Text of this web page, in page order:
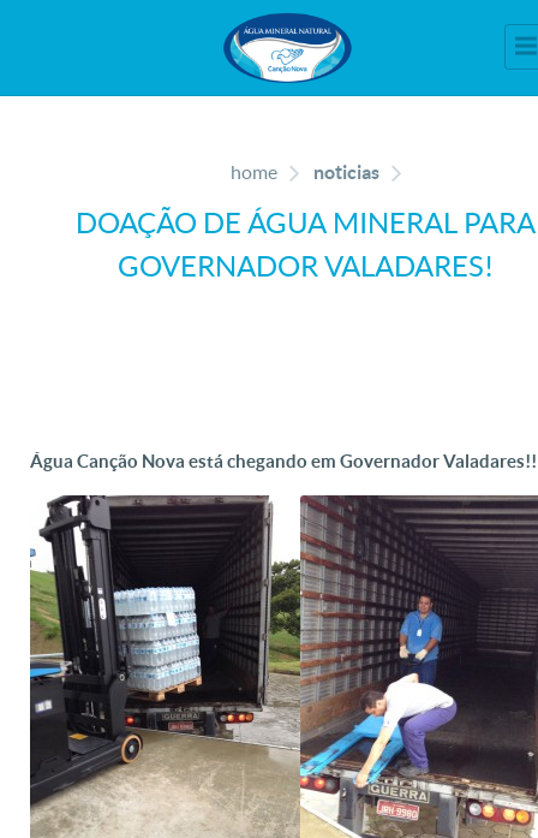
home noticias
DOAÇÃO DE ÁGUA MINERAL PARA
GOVERNADOR VALADARES!
Água Canção Nova está chegando em Governador